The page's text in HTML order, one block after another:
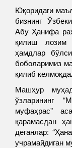
Юқоридаги
бизнинг
Абу Ҳанифа
қилиш лозим
ҳамдлар
боболаримиз
қилиб
Машҳур
ўзларининг
муфаҳрас”
қарамасдан
деганлар:
учрамайдиган